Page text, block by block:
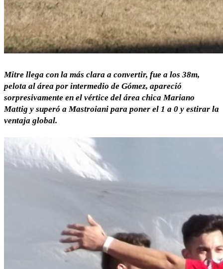
Mitre llega con la más clara a convertir, fue a los 38m,
pelota al área por intermedio de Gómez, apareció
sorpresivamente en el vértice del área chica Mariano
Mattig y superó a Mastroiani para poner el 1 a 0 y estirar la
ventaja global.